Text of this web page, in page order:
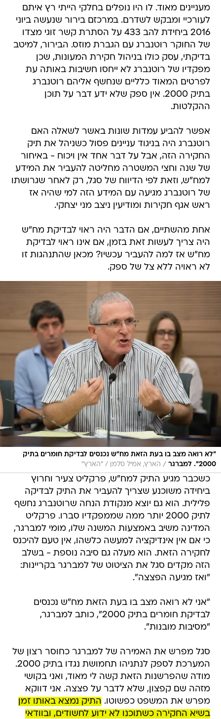
מעניינים מאוד. לו היו נופלים בחלקי הייתי רץ איתם
לעורכיי ומבקש לשדרם. במרכזם בירור שנעשה ביוני
2016 ביחידת להב 433 על הסתרת קשר זוגי מצדו
של החוקר רוטנברג עם הגברת מוזס. הבירור, למיטב
בדיקתי, עסק כולו בניהול חקירת המעונות, שכן
מפקדיו של רוטנברג לא ייחסו חשיבות באותה עת
לפרטים המאוד כלליים שנחשף אליהם רוטנברג
בתיק 2000. אין ספק שלא ידע דבר על תוכן
ההקלטות.
אפשר להביע עמדות שונות באשר לשאלה האם
רוטנברג היה בניגוד עניינים פסול כשניהל את תיק
החקירה הזה, אבל על דבר אחד אין ויכוח - באיחור
של שנה וחצי המשטרה מחליטה להעביר את המידע
למח"ש, וזאת לפי הדיווח של סגל, רק לאחר שגרושתו
של רוטנברג מגיעה עם המידע הזה למי שהיה אז
ראש אגף חקירות ומודיעין ניצב מני יצחקי.
אחת מהשתיים, אם הדבר היה ראוי לבדיקת מח"ש
היה צריך לעשות זאת בזמן, אם אינו ראוי לבדיקת
מח"ש אז למה להעביר עכשיו? מכאן שהתנהגות זו
לא ראויה ללא צל של ספק.
"לא רואה מצב בו בעת הזאת מח"ש נכנסים לבדיקת חומרים בתיק
2000". למברגר
/ הארץ, אמיל סלמן / "הארץ"
כשכבר מגיע התיק למח"ש, פרקליט צעיר וחרוץ
ביחידה משוכנע שצריך להעביר את התיק לבדיקה
פלילית. הוא גם יוצא מנקודת הנחה שרוטנברג נחשף
לתיק 2000 יותר ממה שממפקדיו סברו. פרקליט
המדינה משיב באמצעות המשנה שלו, מומי למברגר,
כי אם אין אינדיקציה למעשה כלשהו, אין טעם להיכנס
לחקירה הזאת. הוא מעלה גם סיבה נוספת - בשלב
הזה מקדים סגל את הציטוט של למברגר בקריינות:
"ואז מגיעה הפצצה".
"אני לא רואה מצב בו בעת הזאת מח"ש נכנסים
לבדיקת חומרים בתיק 2000", כותב למברגר,
"מסיבות מובנות".
סגל מפרש את האמירה של למברגר כחוסר רצון של
המערכת לספק לנתניהו תחמושת נגדו בתיק 2000.
מודה שהפרשנות הזאת קשה לי מאוד, ואני בקושי
מזהה שם קפצון, שלא לדבר על פצצה. אני דווקא
מפרש את המשפט כפשוטו. התיק נמצא באותו זמן
בשיא החקירה כשתוכנו לא ידוע לחשודים, ובוודאי